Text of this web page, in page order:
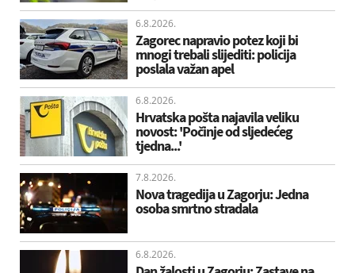
6.8.2026.
Zagorec napravio potez koji bi
mnogi trebali slijediti: policija
poslala važan apel
6.8.2026.
Hrvatska pošta najavila veliku
novost: 'Počinje od sljedećeg
tjedna...'
7.8.2026.
Nova tragedija u Zagorju: Jedna
osoba smrtno stradala
6.8.2026.